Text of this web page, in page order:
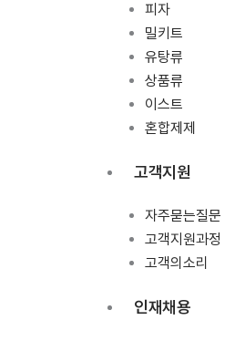
피자
밀키트
유탕류
상품류
이스트
혼합제제
고객지원
자주묻는질문
고객지원과정
고객의소리
인재채용